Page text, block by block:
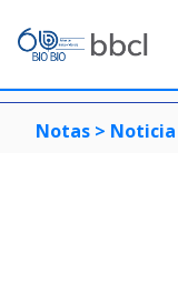
Notas > Noticia